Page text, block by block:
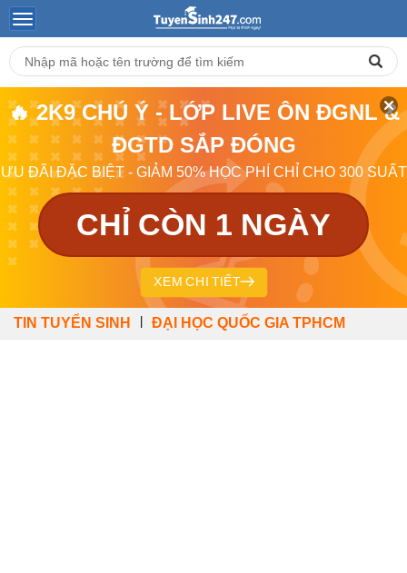
🔥 2K9 CHÚ Ý - LỚP LIVE ÔN ĐGNL &
ĐGTD SẮP ĐÓNG
ƯU ĐÃI ĐẶC BIỆT - GIẢM 50% HỌC PHÍ CHỈ CHO 300 SUẤT
CHỈ CÒN 1 NGÀY
XEM CHI TIẾT
TIN TUYỂN SINH ĐẠI HỌC QUỐC GIA TPHCM